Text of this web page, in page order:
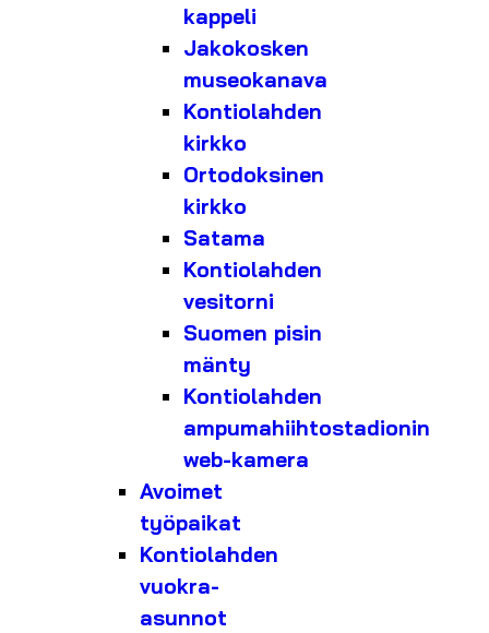
kappeli
Jakokosken
museokanava
Kontiolahden
kirkko
Ortodoksinen
kirkko
Satama
Kontiolahden
vesitorni
Suomen pisin
mänty
Kontiolahden
ampumahiihtostadionin
web-kamera
Avoimet
työpaikat
Kontiolahden
vuokra-
asunnot